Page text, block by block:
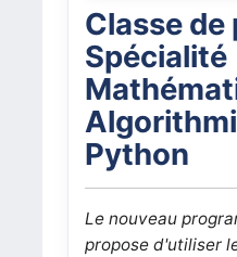
Classe de
Spécialité
Python
Le nouveau
propose d'utiliser